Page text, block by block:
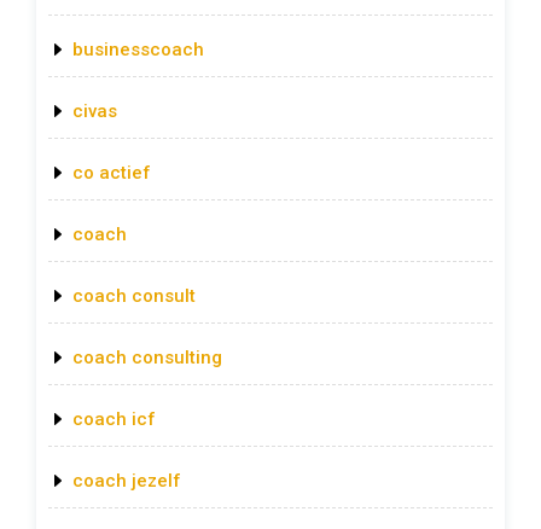
businesscoach
civas
co actief
coach
coach consult
coach consulting
coach icf
coach jezelf